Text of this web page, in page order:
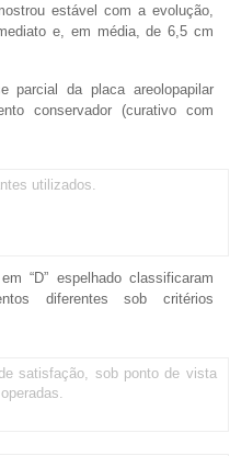
estável com a evolução,
e, em média, de 6,5 cm
parcial da placa areolopapilar
conservador (curativo com
utilizados.
“D” espelhado classificaram
diferentes sob critérios
satisfação, sob ponto de vista